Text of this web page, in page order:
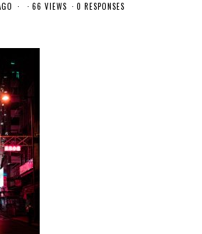
66 VIEWS 0 RESPONSES